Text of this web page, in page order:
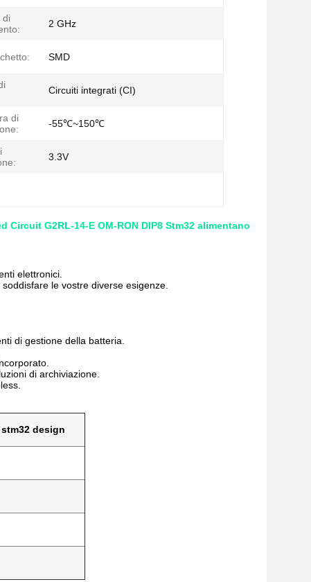
di
2 GHz
SMD
Circuiti integrati (CI)
di
-55℃~150℃
3.3V
G2RL-14-E OM-RON DIP8 Stm32 alimentano
elettronici.
le vostre diverse esigenze.
di gestione della batteria.
di archiviazione.
design